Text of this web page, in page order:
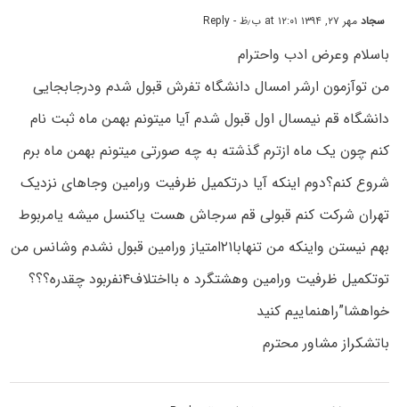
سجادمهر ۲۷, ۱۳۹۴ at ۱۲:۰۱ ب٫ظ - Reply
باسلام وعرض ادب واحترام
من توآزمون ارشر امسال دانشگاه تفرش قبول شدم ودرجابجایی
دانشگاه قم نیمسال اول قبول شدم آیا میتونم بهمن ماه ثبت نام
کنم چون یک ماه ازترم گذشته به چه صورتی میتونم بهمن ماه برم
شروع کنم؟دوم اینکه آیا درتکمیل ظرفیت ورامین وجاهای نزدیک
تهران شرکت کنم قبولی قم سرجاش هست یاکنسل میشه یامربوط
بهم نیستن واینکه من تنهابا۲۱امتیاز ورامین قبول نشدم وشانس من
توتکمیل ظرفیت ورامین وهشتگرد ه بااختلاف۴نفربود چقدره؟؟؟
خواهشا”راهنماییم کنید
باتشکراز مشاور محترم